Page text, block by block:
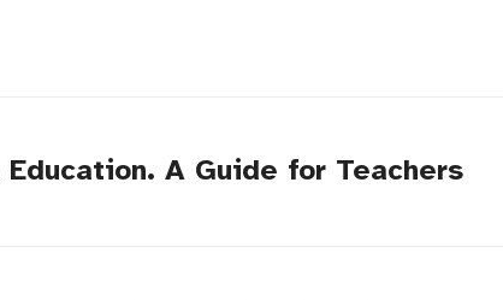
A Guide for Teachers